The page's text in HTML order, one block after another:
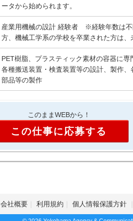
ータから始められます。
産業用機械の設計 経験者 ※経験年数は
方、機械工学系の学校を卒業された方は、
PET樹脂、プラスティック素材の容器に専
各種搬送装置・検査装置等の設計、製作
部品等の製作
このままWEBから！
この仕事に応募する
会社概要 利用規約 個人情報保護方針